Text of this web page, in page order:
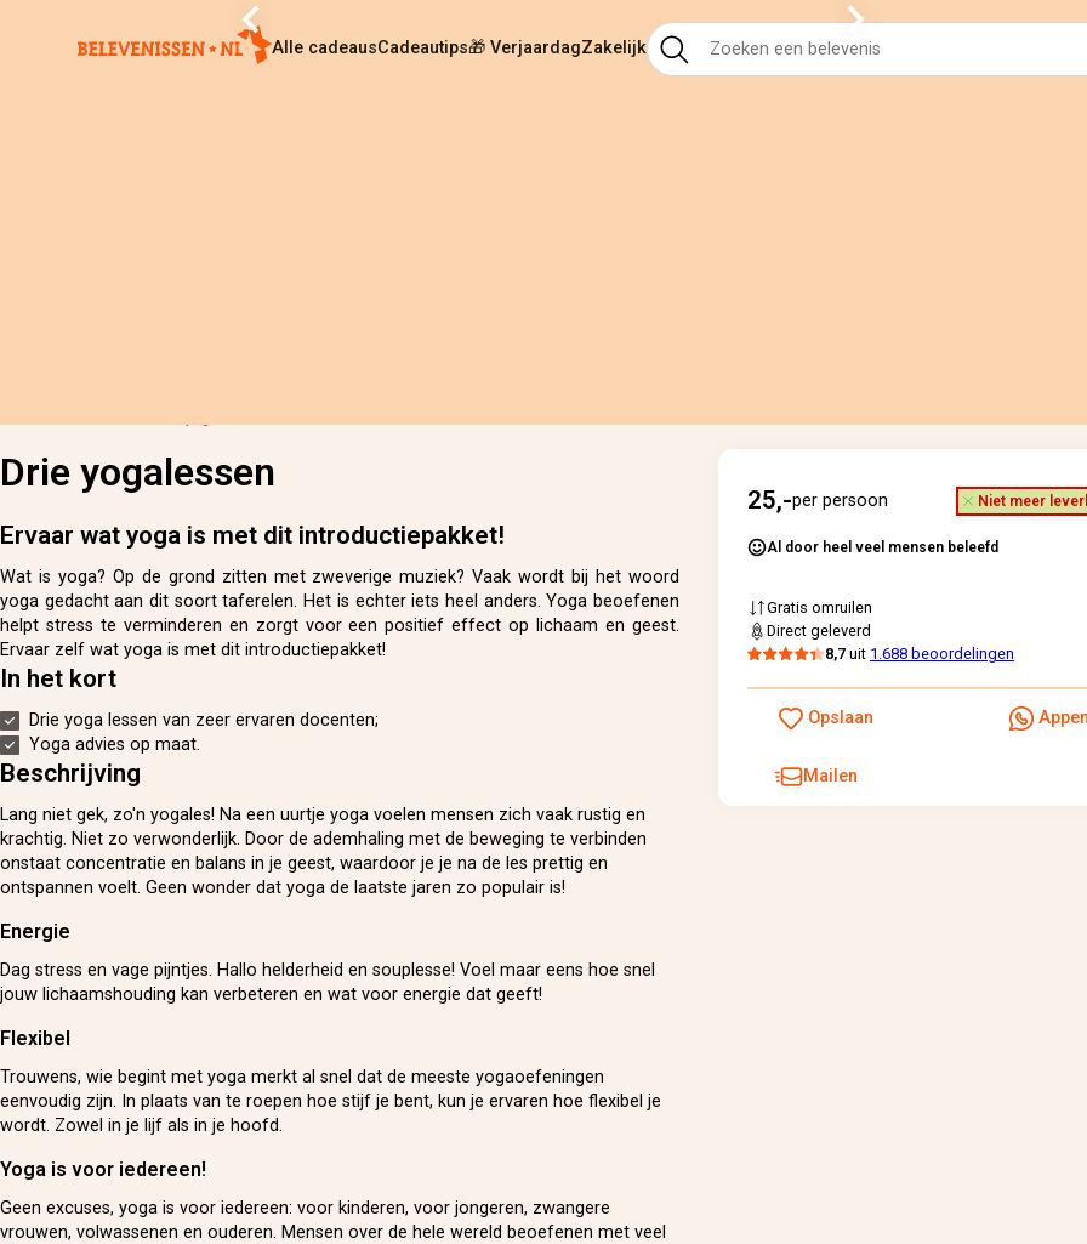
Alle cadeausCadeautips🎁 VerjaardagZakelijk
Drie yogalessen
Ervaar wat yoga is met dit introductiepakket!
Wat is yoga? Op de grond zitten met zweverige muziek? Vaak wordt bij het woord
yoga gedacht aan dit soort taferelen. Het is echter iets heel anders. Yoga beoefenen
helpt stress te verminderen en zorgt voor een positief effect op lichaam en geest.
Ervaar zelf wat yoga is met dit introductiepakket!
In het kort
Drie yoga lessen van zeer ervaren docenten;
Yoga advies op maat.
Beschrijving
Lang niet gek, zo'n yogales! Na een uurtje yoga voelen mensen zich vaak rustig en
krachtig. Niet zo verwonderlijk. Door de ademhaling met de beweging te verbinden
onstaat concentratie en balans in je geest, waardoor je je na de les prettig en
ontspannen voelt. Geen wonder dat yoga de laatste jaren zo populair is!
Energie
Dag stress en vage pijntjes. Hallo helderheid en souplesse! Voel maar eens hoe snel
jouw lichaamshouding kan verbeteren en wat voor energie dat geeft!
Flexibel
Trouwens, wie begint met yoga merkt al snel dat de meeste yogaoefeningen
eenvoudig zijn. In plaats van te roepen hoe stijf je bent, kun je ervaren hoe flexibel je
wordt. Zowel in je lijf als in je hoofd.
Yoga is voor iedereen!
Geen excuses, yoga is voor iedereen: voor kinderen, voor jongeren, zwangere
vrouwen, volwassenen en ouderen. Mensen over de hele wereld beoefenen met veel
25,-per persoon Niet meer
Al door heel veel mensen beleefd
Gratis omruilen
Direct geleverd
8,7 uit 1.688 beoordelingen
Opslaan
Mailen